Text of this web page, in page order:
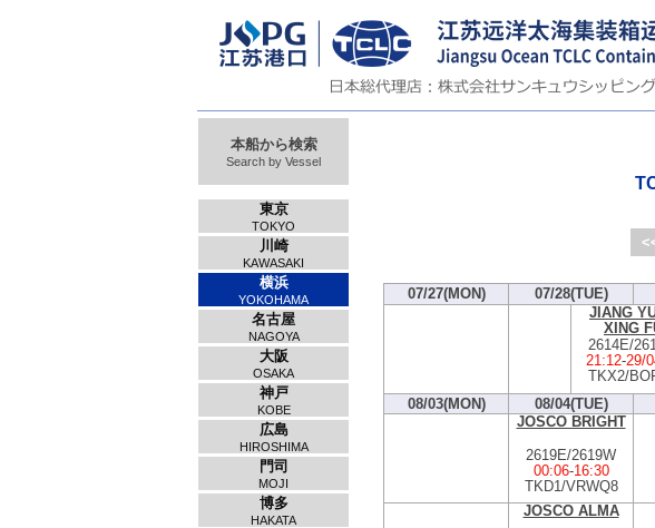
本船から検索
Search by Vessel
東京
TOKYO
川崎
KAWASAKI
横浜
YOKOHAMA
名古屋
NAGOYA
大阪
OSAKA
神戸
KOBE
広島
HIROSHIMA
門司
MOJI
博多
HAKATA
07/27(MON)
07/28(TUE)
JIANG
XING
2614E/
21:12-29/
TKX2/
08/03(MON)
08/04(TUE)
JOSCO BRIGHT
2619E/2619W
00:06-16:30
TKD1/VRWQ8
JOSCO ALMA